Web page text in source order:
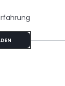
Specials